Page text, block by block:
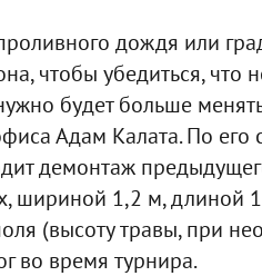
дождя или
чтобы убедиться, что
будет больше
Адам Калата. По его
демонтаж
шириной 1,2 м, длиной
(высоту травы, при
во время турнира.